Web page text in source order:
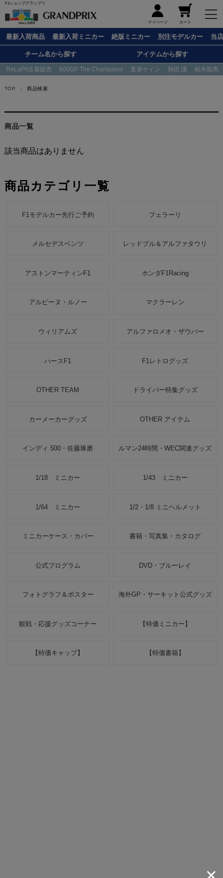
F1ショップグランプリ
マイページ カート
最新入荷商品 最新入荷ミニカー 絶版ミニカー 別注モデルカー 当
チーム名から探す アイテムから探す
ReLaPit古着販売 600GP The Champions 直筆サイン 熱田 護 柏木龍馬
TOP 商品検索
商品一覧
該当商品はありません
商品カテゴリ一覧
F1モデルカー先行ご予約 フェラーリ
メルセデスベンツ レッドブル＆アルファタウリ
アストンマーティンF1 ホンダF1Racing
アルピーヌ・ルノー マクラーレン
ウィリアムズ アルファロメオ・ザウバー
ハースF1 F1レトログッズ
OTHER TEAM ドライバー特集グッズ
カーメーカーグッズ OTHER アイテム
インディ 500・佐藤琢磨 ルマン24時間・WEC関連グッズ
1/18 ミニカー 1/43 ミニカー
1/64 ミニカー 1/2・1/8 ミニヘルメット
ミニカーケース・カバー 書籍・写真集・カタログ
公式プログラム DVD・ブルーレイ
フォトグラフ＆ポスター 海外GP・サーキット公式グッズ
観戦・応援グッズコーナー 【特価ミニカー】
【特価キャップ】 【特価書籍】